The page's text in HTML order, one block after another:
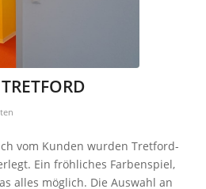
vom Kunden wurden Tretford-
Ein fröhliches Farbenspiel,
alles möglich. Die Auswahl an